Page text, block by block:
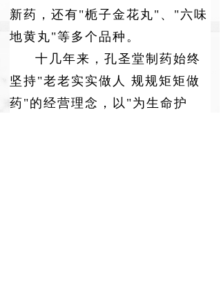
新药，还有"栀子金花丸"、"六味
地黄丸"等多个品种。
十几年来，孔圣堂制药始终
坚持"老老实实做人 规规矩矩做
药"的经营理念，以"为生命护